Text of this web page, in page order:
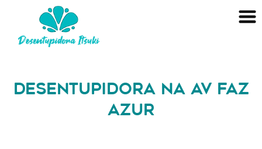
DESENTUPIDORA NA AV FAZ
AZUR